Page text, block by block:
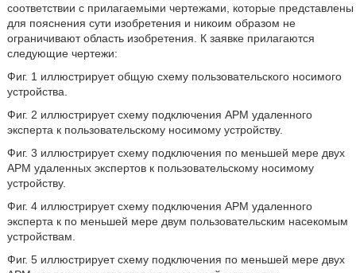
соответствии с прилагаемыми чертежами, которые представлены
для пояснения сути изобретения и никоим образом не
ограничивают область изобретения. К заявке прилагаются
следующие чертежи:
Фиг. 1 иллюстрирует общую схему пользовательского носимого
устройства.
Фиг. 2 иллюстрирует схему подключения АРМ удаленного
эксперта к пользовательскому носимому устройству.
Фиг. 3 иллюстрирует схему подключения по меньшей мере двух
АРМ удаленных экспертов к пользовательскому носимому
устройству.
Фиг. 4 иллюстрирует схему подключения АРМ удаленного
эксперта к по меньшей мере двум пользовательским насекомым
устройствам.
Фиг. 5 иллюстрирует схему подключения по меньшей мере двух